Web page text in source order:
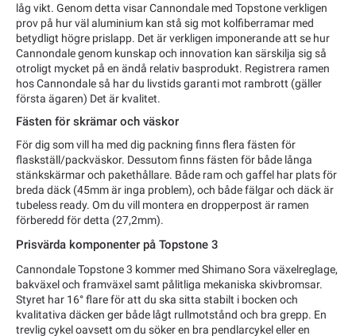
låg vikt. Genom detta visar Cannondale med Topstone verkligen
prov på hur väl aluminium kan stå sig mot kolfiberramar med
betydligt högre prislapp. Det är verkligen imponerande att se hur
Cannondale genom kunskap och innovation kan särskilja sig så
otroligt mycket på en ändå relativ basprodukt. Registrera ramen
hos Cannondale så har du livstids garanti mot rambrott (gäller
första ägaren) Det är kvalitet.
Fästen för skrämar och väskor
För dig som vill ha med dig packning finns flera fästen för
flaskställ/packväskor. Dessutom finns fästen för både långa
stänkskärmar och pakethållare. Både ram och gaffel har plats för
breda däck (45mm är inga problem), och både fälgar och däck är
tubeless ready. Om du vill montera en dropperpost är ramen
förberedd för detta (27,2mm).
Prisvärda komponenter på Topstone 3
Cannondale Topstone 3 kommer med Shimano Sora växelreglage,
bakväxel och framväxel samt pålitliga mekaniska skivbromsar.
Styret har 16° flare för att du ska sitta stabilt i bocken och
kvalitativa däcken ger både lågt rullmotstånd och bra grepp. En
trevlig cykel oavsett om du söker en bra pendlarcykel eller en